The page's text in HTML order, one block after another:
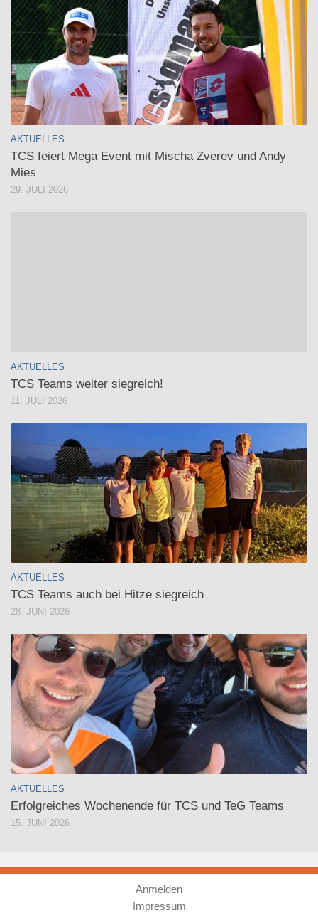
AKTUELLES
TCS feiert Mega Event mit Mischa Zverev und Andy
Mies
29. JULI 2026
AKTUELLES
TCS Teams weiter siegreich!
11. JULI 2026
AKTUELLES
TCS Teams auch bei Hitze siegreich
28. JUNI 2026
AKTUELLES
Erfolgreiches Wochenende für TCS und TeG Teams
15. JUNI 2026
Anmelden
Impressum